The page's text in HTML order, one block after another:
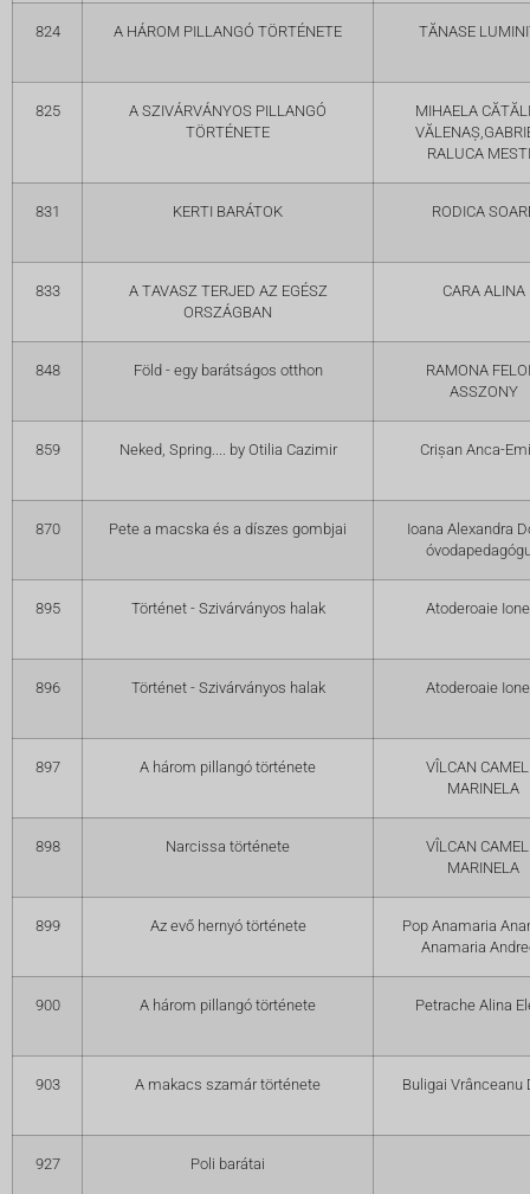
824 A HÁROM PILLANGÓ TÖRTÉNETE TĂNASE
825
A SZIVÁRVÁNYOS PILLANGÓ
TÖRTÉNETE
MIHAELA
RALUCA
831 KERTI BARÁTOK RODICA
833
A TAVASZ TERJED AZ EGÉSZ
ORSZÁGBAN
CARA ALINA
848 Föld - egy barátságos otthon
RAMONA
ASSZONY
859 Neked, Spring.... by Otilia Cazimir Crișan Anca-
870 Pete a macska és a díszes gombjai
Ioana Alexandra
895 Történet - Szivárványos halak Atoderoaie
896 Történet - Szivárványos halak Atoderoaie
897 A három pillangó története
VÎLCAN
MARINELA
898 Narcissa története
VÎLCAN
MARINELA
899 Az evő hernyó története
Pop Anamaria
Anamaria
900 A három pillangó története Petrache Alina
903 A makacs szamár története Buligai Vrânceanu
927 Poli barátai